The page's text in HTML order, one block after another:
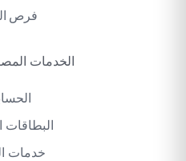
فرص
الخدمات
البطاقات
خدمات